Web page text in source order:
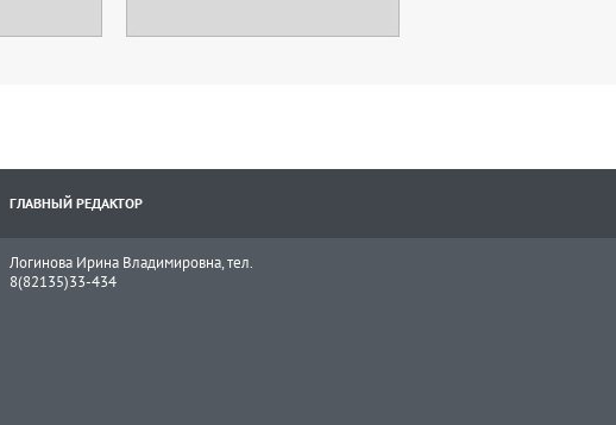
ГЛАВНЫЙ РЕДАКТОР
Логинова Ирина Владимировна, тел.
8(82135)33-434